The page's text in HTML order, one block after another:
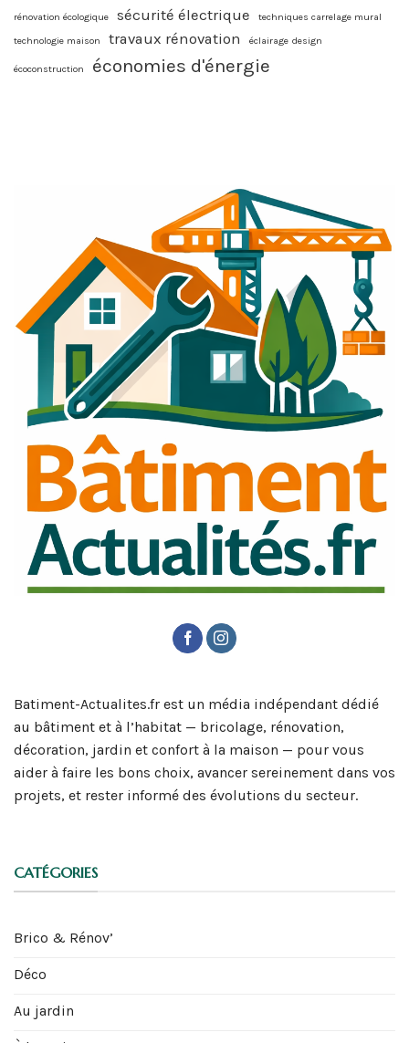
rénovation écologique
sécurité électrique
techniques carrelage mural
technologie maison
travaux rénovation éclairage design
écoconstruction économies d'énergie
Batiment-Actualites.fr est un média indépendant dédié
au bâtiment et à l’habitat — bricolage, rénovation,
décoration, jardin et confort à la maison — pour vous
aider à faire les bons choix, avancer sereinement dans vos
projets, et rester informé des évolutions du secteur.
CATÉGORIES
Brico & Rénov’
Déco
Au jardin